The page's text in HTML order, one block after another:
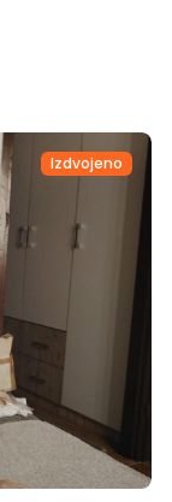
Izdvojeno